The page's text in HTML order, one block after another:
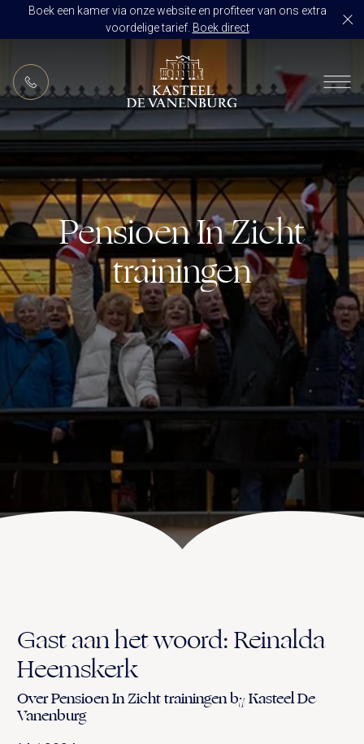
Boek een kamer via onze website en profiteer van ons extra
voordelige tarief. Boek direct
NL
RESTAURANT DE VANENBURG
KAMERS
ARRANGEMENTEN
ALLES OP ÉÉN LOCATIE
TROUWZALEN
VOORBEELDOFFERTE
BRUIDSSUITE
TROUWLOCATIE ROUTE
ARRANGEMENTEN
ACTIVITEITEN
CONGRES OF CONFERENTIE
EVENEMENT
VERGADERING
VERGADEREN MET OVERNACHTING
ZALEN
JUBILEUM
FEEST
CONCERT
GROEPSDINER
UITVAART EN CONDOLEANCE
OVER KASTEEL DE VANENBURG
GESCHIEDENIS
AGENDA
PLATTEGROND
VERHALEN
IN DE OMGEVING
HUISREGELS EN VEELGESTELDE VRAGEN
Vanenburgerallee 13
3882 RH Putten
Pensioen In Zicht
trainingen
Gast aan het woord: Reinalda
Heemskerk
Over Pensioen In Zicht trainingen bij Kasteel De
Vanenburg